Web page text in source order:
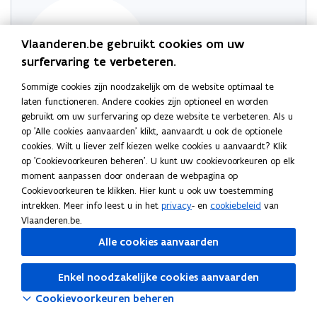
Probeer de pagina opnieuw te laden
Indien dit niet lukt, wacht even en probeer opnieuw
Vlaanderen.be gebruikt cookies om uw
surfervaring te verbeteren.
Sommige cookies zijn noodzakelijk om de website optimaal te
laten functioneren. Andere cookies zijn optioneel en worden
gebruikt om uw surfervaring op deze website te verbeteren. Als u
op 'Alle cookies aanvaarden' klikt, aanvaardt u ook de optionele
cookies. Wilt u liever zelf kiezen welke cookies u aanvaardt? Klik
op 'Cookievoorkeuren beheren'. U kunt uw cookievoorkeuren op elk
moment aanpassen door onderaan de webpagina op
Cookievoorkeuren te klikken. Hier kunt u ook uw toestemming
intrekken. Meer info leest u in het privacy- en cookiebeleid van
Vlaanderen.be.
Alle cookies aanvaarden
Enkel noodzakelijke cookies aanvaarden
Cookievoorkeuren beheren